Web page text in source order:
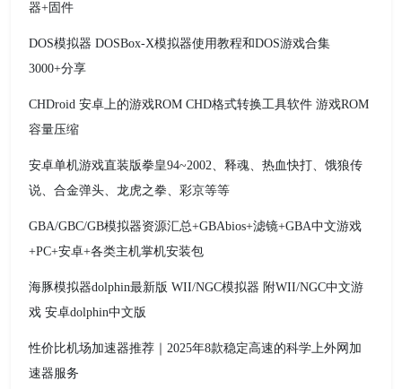
器+固件
DOS模拟器 DOSBox-X模拟器使用教程和DOS游戏合集
3000+分享
CHDroid 安卓上的游戏ROM CHD格式转换工具软件 游戏ROM
容量压缩
安卓单机游戏直装版拳皇94~2002、释魂、热血快打、饿狼传
说、合金弹头、龙虎之拳、彩京等等
GBA/GBC/GB模拟器资源汇总+GBAbios+滤镜+GBA中文游戏
+PC+安卓+各类主机掌机安装包
海豚模拟器dolphin最新版 WII/NGC模拟器 附WII/NGC中文游
戏 安卓dolphin中文版
性价比机场加速器推荐｜2025年8款稳定高速的科学上外网加
速器服务